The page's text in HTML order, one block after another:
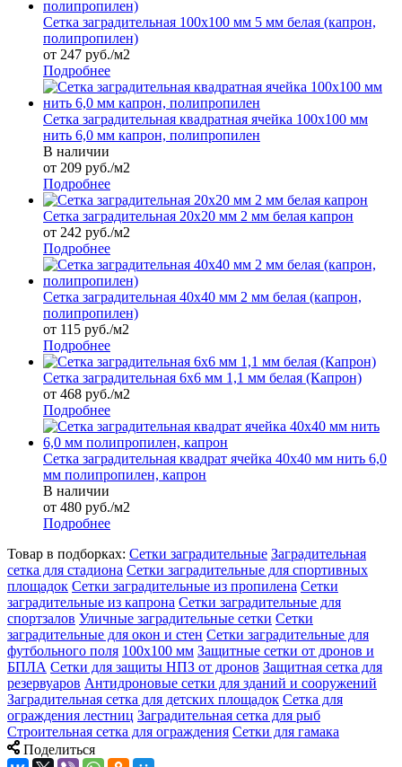
Сетка заградительная 100х100 мм 5 мм белая (капрон,
полипропилен)
от 247 руб./м2
Подробнее
Сетка заградительная квадратная ячейка 100х100 мм
нить 6,0 мм капрон, полипропилен
В наличии
от 209 руб./м2
Подробнее
Сетка заградительная 20х20 мм 2 мм белая капрон
от 242 руб./м2
Подробнее
Сетка заградительная 40х40 мм 2 мм белая (капрон,
полипропилен)
от 115 руб./м2
Подробнее
Сетка заградительная 6х6 мм 1,1 мм белая (Капрон)
от 468 руб./м2
Подробнее
Сетка заградительная квадрат ячейка 40х40 мм нить 6,0
мм полипропилен, капрон
В наличии
от 480 руб./м2
Подробнее
Товар в подборках: Сетки заградительные Заградительная
сетка для стадиона Сетки заградительные для спортивных
площадок Сетки заградительные из пропилена Сетки
заградительные из капрона Сетки заградительные для
спортзалов Уличные заградительные сетки Сетки
заградительные для окон и стен Сетки заградительные для
футбольного поля 100х100 мм Защитные сетки от дронов и
БПЛА Сетки для защиты НПЗ от дронов Защитная сетка для
резервуаров Антидроновые сетки для зданий и сооружений
Заградительная сетка для детских площадок Сетка для
ограждения лестниц Заградительная сетка для рыб
Строительная сетка для ограждения Сетки для гамака
Поделиться